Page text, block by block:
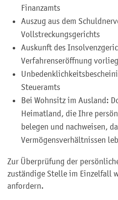
Finanzamts
Auszug aus dem
Vollstreckungsgerichts
Auskunft des
Verfahrenseröffnung
Steueramts
Bei Wohnsitz im Ausland:
Heimatland, die Ihre
belegen und nachweisen,
Vermögensverhältnissen
Zur Überprüfung der
zuständige Stelle im Einzelfall
anfordern.